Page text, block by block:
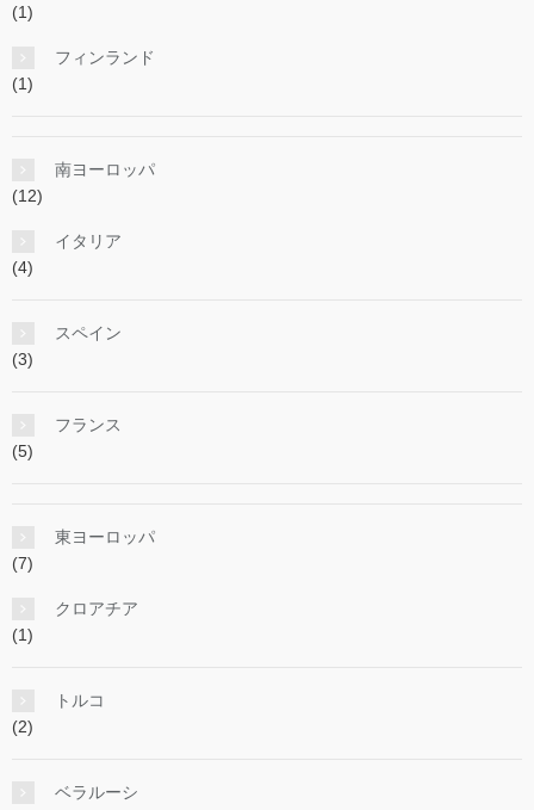
(1)
フィンランド
(1)
南ヨーロッパ
(12)
イタリア
(4)
スペイン
(3)
フランス
(5)
東ヨーロッパ
(7)
クロアチア
(1)
トルコ
(2)
ベラルーシ